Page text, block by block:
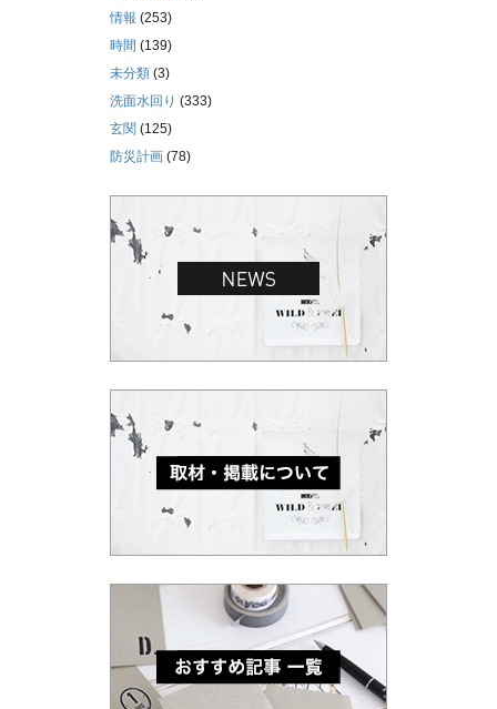
情報 (253)
時間 (139)
未分類 (3)
洗面水回り (333)
玄関 (125)
防災計画 (78)